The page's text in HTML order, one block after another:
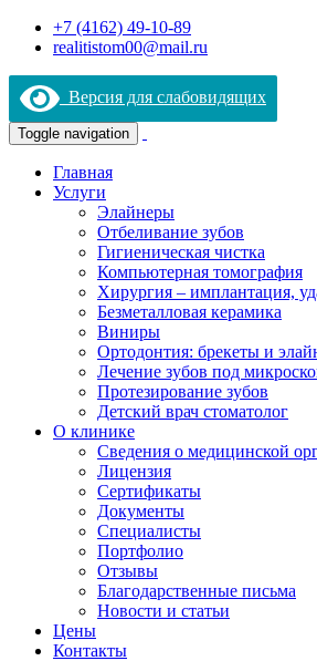
+7 (4162) 49-10-89
realitistom00@mail.ru
Версия для слабовидящих
Toggle navigation
Главная
Услуги
Элайнеры
Отбеливание зубов
Гигиеническая чистка
Компьютерная томография
Хирургия – имплантация,
Безметалловая керамика
Виниры
Ортодонтия: брекеты и
Лечение зубов под
Протезирование зубов
Детский врач стоматолог
О клинике
Сведения о медицинской
Лицензия
Сертификаты
Документы
Специалисты
Портфолио
Отзывы
Благодарственные письма
Новости и статьи
Цены
Контакты